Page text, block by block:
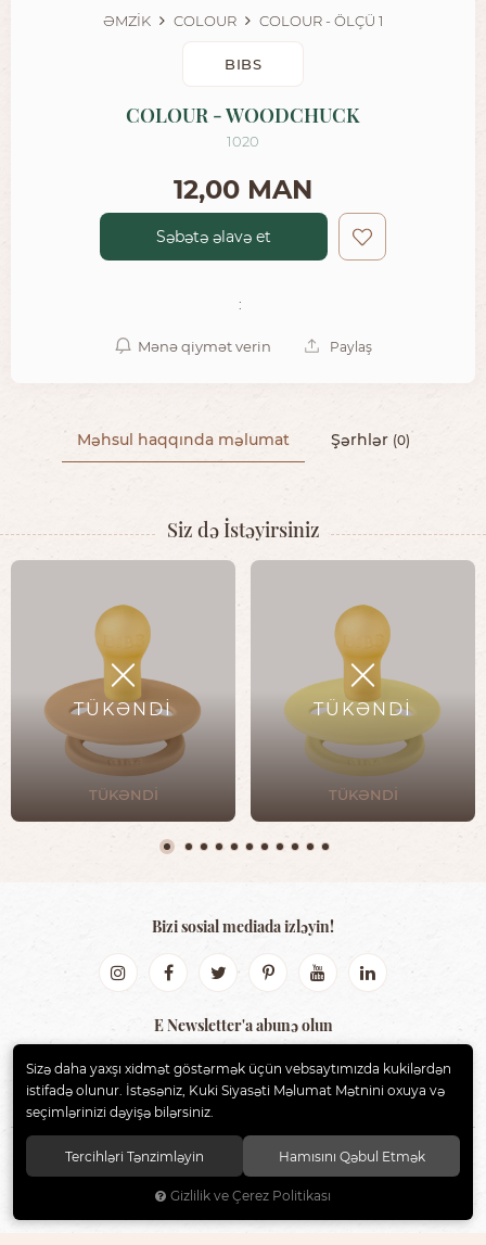
ƏMZİK COLOUR COLOUR - ÖLÇÜ 1
BIBS
COLOUR - WOODCHUCK
1020
12,00 MAN
Səbətə əlavə et
:
Mənə qiymət verin Paylaş
Məhsul haqqında məlumat Şərhlər (0)
Siz də İstəyirsiniz
TÜKƏNDİ
TÜKƏNDİ
TÜKƏNDİ
TÜKƏNDİ
Bizi sosial mediada izləyin!
E Newsletter'a abunə olun
GÖNDƏR
BIBS AZERBAIJAN . Bütün hüquqlar qorunur.
Sizə daha yaxşı xidmət göstərmək üçün vebsaytımızda kukilərdən
istifadə olunur. İstəsəniz, Kuki Siyasəti Məlumat Mətnini oxuya və
seçimlərinizi dəyişə bilərsiniz.
Tercihləri Tənzimləyin Hamısını Qəbul Etmək
Gizlilik ve Çerez Politikası